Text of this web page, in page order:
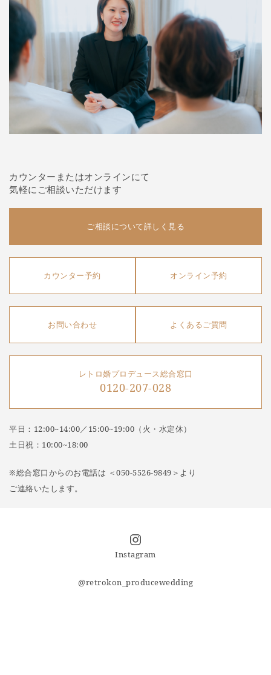
カウンターまたはオンラインにて
気軽にご相談いただけます
ご相談について詳しく見る
カウンター予約 オンライン予約
お問い合わせ よくあるご質問
レトロ婚プロデュース総合窓口
0120-207-028
平日：12:00~14:00／15:00~19:00（火・水定休）
土日祝：10:00~18:00
※総合窓口からのお電話は ＜050-5526-9849＞より
ご連絡いたします。
Instagram
@retrokon_producewedding